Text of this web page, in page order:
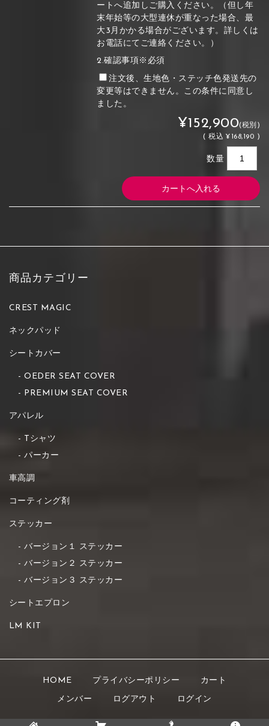
ートへ追加しご購入ください。（但し年
末年始等の大型連休が重なった場合、最
大3月かかる場合がございます。詳しくは
お電話にてご連絡ください。）
2.確認事項※必須
注文後、生地色・ステッチ色発送先の
変更等はできません。この条件に同意し
ました。
¥152,900(税別)
(税込 ¥168,190 )
数量
商品カテゴリー
CREST MAGIC
ネックパッド
シートカバー
OEDER SEAT COVER
PREMIUM SEAT COVER
アパレル
Tシャツ
パーカー
車高調
コーティング剤
ステッカー
バージョン１ ステッカー
バージョン２ ステッカー
バージョン３ ステッカー
シートエプロン
LM KIT
HOME プライバシーポリシー カート
メンバー ログアウト ログイン
Copyright © 2021 K's STYLE All rights reserved.